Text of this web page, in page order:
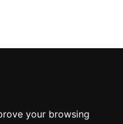
your browsing